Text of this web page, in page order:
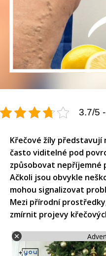
3.7/5
Křečové žíly představují
často viditelné pod
způsobovat nepříjemné
Ačkoli jsou obvykle
mohou signalizovat
Mezi přírodní
zmírnit projevy